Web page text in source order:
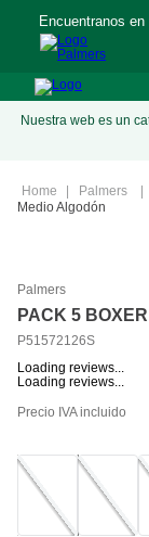
Encuentranos
Nuestra web es un
Palmers
Medio Algodón
Palmers
PACK 5
P51572126S
Loading reviews...
Loading reviews...
Precio IVA incluido